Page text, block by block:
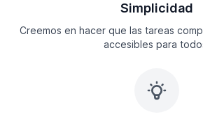
Simplicidad
Creemos en hacer que las tareas
accesibles para